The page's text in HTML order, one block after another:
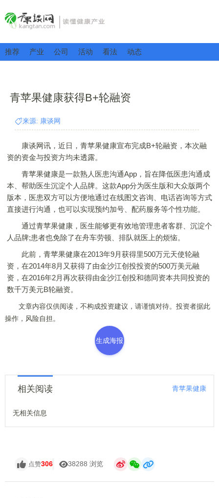
推荐 产业 公司 活动 看法 动态
青苹果健康获得B+轮融资
来源: 康谈网
康谈网讯，近日，青苹果健康宣布完成B+轮融资，本次融
资的资金与投资方均未透露。
青苹果健康是一款熟人医患沟通App，旨在降低医患沟通成
本、帮助医生沉淀个人品牌。这款App分为医生版和大众版两个
版本，医患双方可以方便地通过在线图文咨询、电话咨询等方式
直接进行沟通，也可以实现预约加号、配药服务等个性功能。
通过青苹果健康，医生能够更有效地管理患者客群、沉淀个
人品牌;患者也免除了在舟车劳顿、排队就医上的烦恼。
此前，青苹果健康在2013年9月获得里500万元天使轮融
资，在2014年8月又获得了由金沙江创投投资的500万美元融
资，在2016年2月再次获得由金沙江创投和德同资本共同投资的
数千万美元B轮融资。
文章内容仅供阅读，不构成投资建议，请谨慎对待。投资者据此
操作，风险自担。
生成海报
相关阅读 青苹果健康
无相关信息
点赞306 38288 浏览